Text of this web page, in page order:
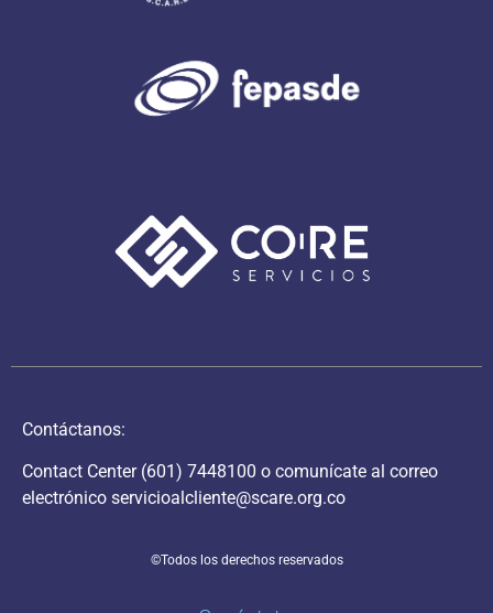
Contáctanos:
Contact Center (601) 7448100 o comunícate al correo
electrónico servicioalcliente@scare.org.co
©Todos los derechos reservados